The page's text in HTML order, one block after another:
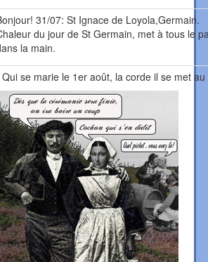
31/07: St Ignace de Loyola,Germain.
du jour de St Germain, met à tous le
la main.
se marie le 1er août, la corde il se met